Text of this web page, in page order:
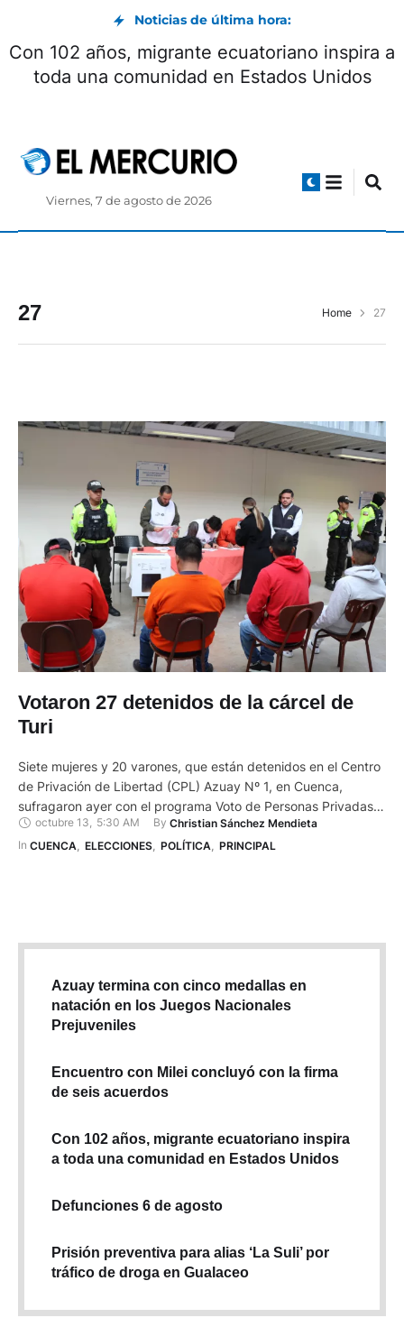
Noticias de última hora:
Con 102 años, migrante ecuatoriano inspira a
toda una comunidad en Estados Unidos
Viernes, 7 de agosto de 2026
27 Home 27
Votaron 27 detenidos de la cárcel de
Turi
Siete mujeres y 20 varones, que están detenidos en el Centro
de Privación de Libertad (CPL) Azuay Nº 1, en Cuenca,
sufragaron ayer con el programa Voto de Personas Privadas
de la Libertad (PPL). Para receptar el sufragio de estos
reclusos la Delegación del Consejo Nacional Electoral (CNE)
octubre 13, 5:30 AM By Christian Sánchez Mendieta
In CUENCA ELECCIONES, POLÍTICA PRINCIPAL
Azuay termina con cinco medallas en
natación en los Juegos Nacionales
Prejuveniles
Encuentro con Milei concluyó con la firma
de seis acuerdos
Con 102 años, migrante ecuatoriano inspira
a toda una comunidad en Estados Unidos
Defunciones 6 de agosto
Prisión preventiva para alias ‘La Suli’ por
tráfico de droga en Gualaceo